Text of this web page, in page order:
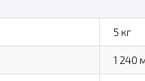
5 кг
1 240